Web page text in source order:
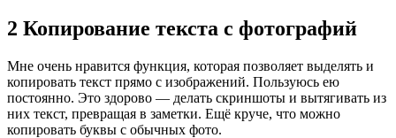
2 Копирование текста с фотографий
Мне очень нравится функция, которая позволяет выделять и
копировать текст прямо с изображений. Пользуюсь ею
постоянно. Это здорово — делать скриншоты и вытягивать из
них текст, превращая в заметки. Ещё круче, что можно
копировать буквы с обычных фото.